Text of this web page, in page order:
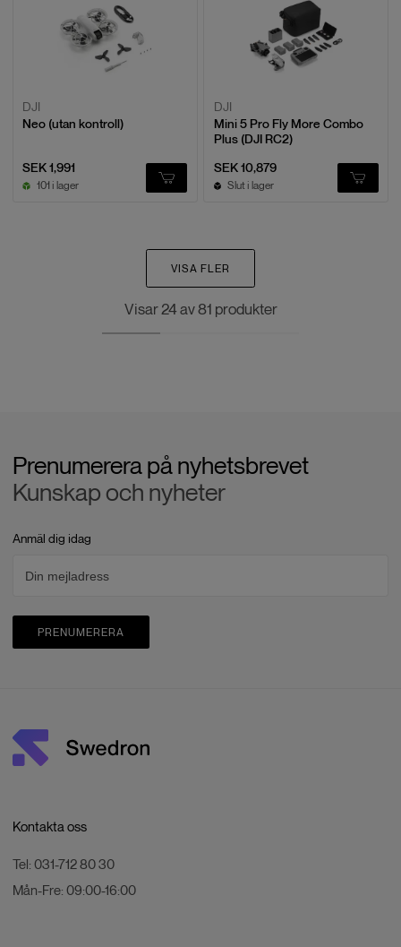
DJI
Neo (utan kontroll)
SEK 1,991
101 i lager
DJI
Mini 5 Pro Fly More Combo
Plus (DJI RC2)
SEK 10,879
Slut i lager
VISA FLER
Visar24av81 produkter
Prenumerera på nyhetsbrevet
Kunskap och nyheter
Anmäl dig idag
PRENUMERERA
Kontakta oss
Tel: 031-712 80 30
Mån-Fre: 09:00-16:00